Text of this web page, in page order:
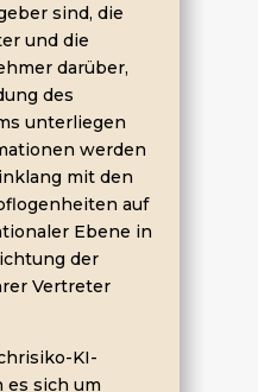
sind, die
und die
darüber,
des
unterliegen
werden
mit den
auf
Ebene in
der
Vertreter
KI-
es sich um